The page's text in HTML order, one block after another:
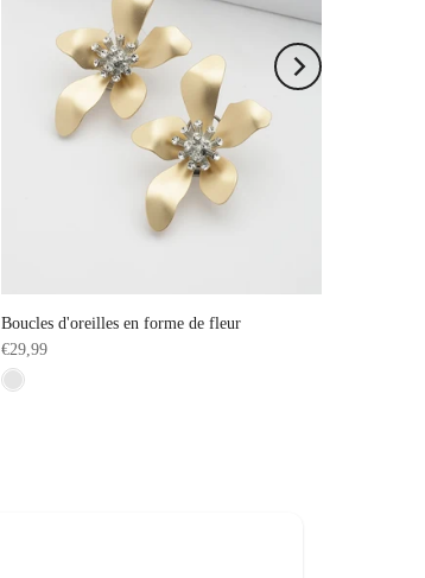
Boucles d'oreilles en forme de fleur
€29,99